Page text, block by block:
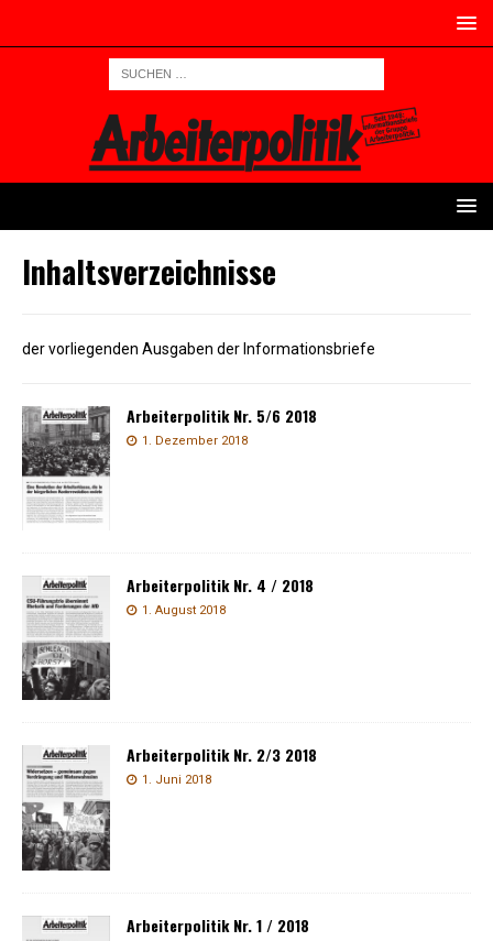
Inhaltsverzeichnisse
der vorliegenden Ausgaben der Informationsbriefe
Arbeiterpolitik Nr. 5/6 2018
1. Dezember 2018
Arbeiterpolitik Nr. 4 / 2018
1. August 2018
Arbeiterpolitik Nr. 2/3 2018
1. Juni 2018
Arbeiterpolitik Nr. 1 / 2018